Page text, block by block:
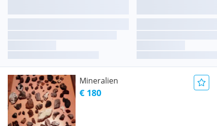
Mineralien
€ 180